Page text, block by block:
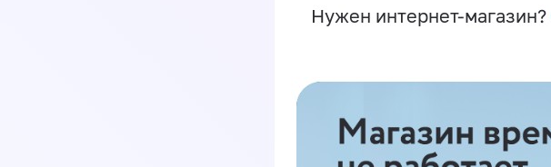
Нужен интернет-магазин?